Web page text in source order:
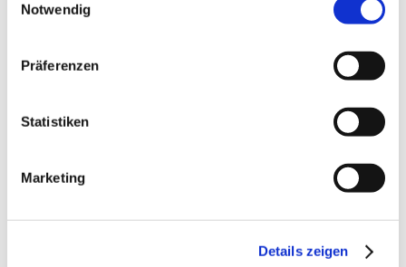
Notwendig
Präferenzen
Statistiken
Marketing
Details zeigen